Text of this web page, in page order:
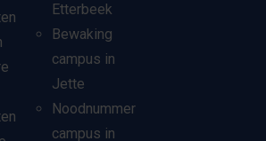
Etterbeek
Bewaking
campus in
Jette
Noodnummer
campus in